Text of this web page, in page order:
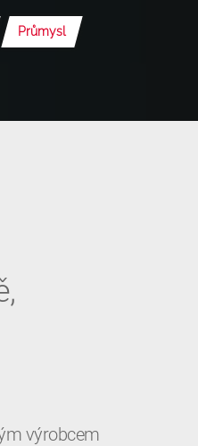
Průmysl
výrobcem